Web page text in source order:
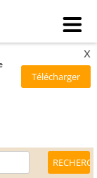
x